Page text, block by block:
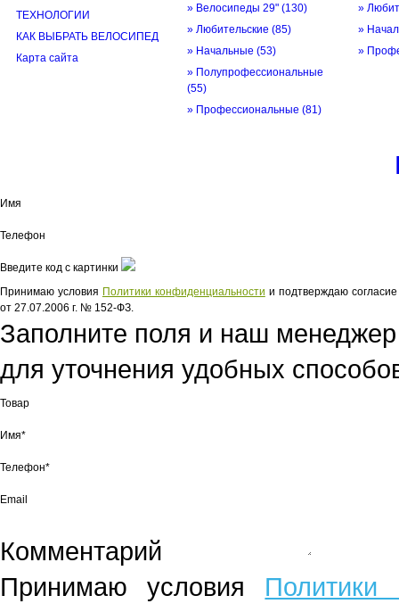
ТЕХНОЛОГИИ
КАК ВЫБРАТЬ ВЕЛОСИПЕД
Карта сайта
» Велосипеды 29" (130)
» Любительские (85)
» Начальные (53)
» Полупрофессиональные
(55)
» Профессиональные (81)
»
»
»
Имя
Телефон
Введите код с картинки
Принимаю условия Политики конфиденциальности и подтверждаю
от 27.07.2006 г. № 152-ФЗ.
Заполните поля и наш
для уточнения удобных
Товар
Имя*
Телефон*
Email
Комментарий
Принимаю условия Политики